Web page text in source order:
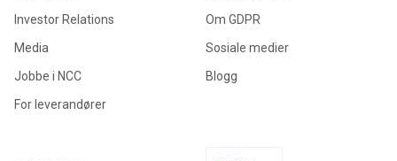
Investor Relations
Media
Jobbe i NCC
For leverandører
Om GDPR
Sosiale medier
Blogg